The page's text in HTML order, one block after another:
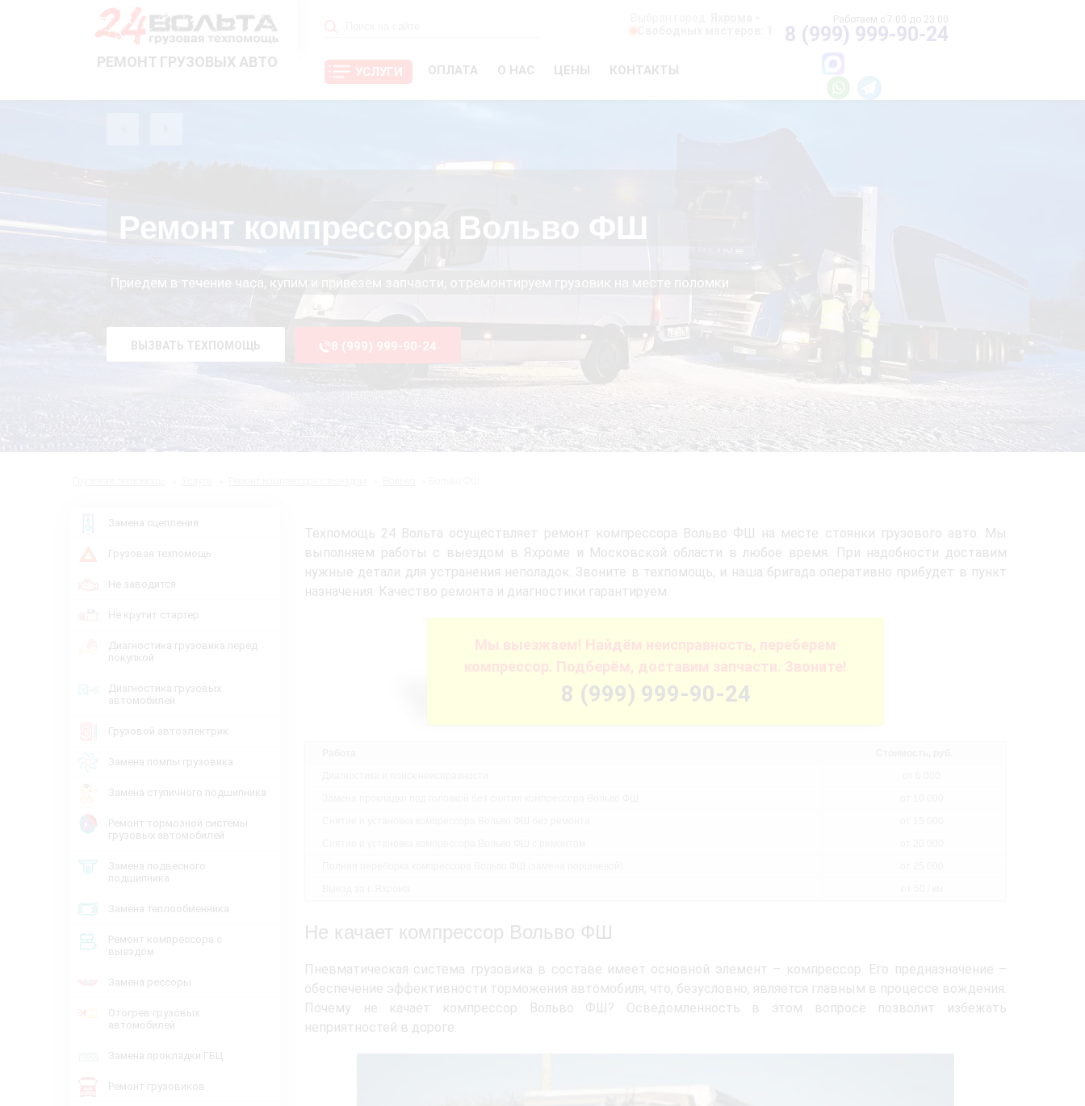
РЕМОНТ ГРУЗОВЫХ АВТО
УСЛУГИ ОПЛАТА О НАС ЦЕНЫ КОНТАКТЫ
8 (999) 999-90-24
Ремонт компрессора Вольво ФШ
Приедем в течение часа, купим и привезём запчасти, отремонтируем грузовик на месте поломки
ВЫЗВАТЬ ТЕХПОМОЩЬ 8 (999) 999-90-24
Замена сцепления
Грузовая техпомощь
Не заводится
Не крутит стартер
Диагностика грузовика перед
покупкой
Диагностика грузовых
автомобилей
Грузовой автоэлектрик
Замена помпы грузовика
Замена ступичного подшипника
Ремонт тормозной системы
грузовых автомобилей
Замена подвесного
подшипника
Замена теплообменника
Ремонт компрессора с
выездом
Замена рессоры
Отогрев грузовых
автомобилей
Замена прокладки ГБЦ
Ремонт грузовиков
Техпомощь 24 Вольта осуществляет ремонт компрессора Вольво ФШ на месте стоянки грузового авто. Мы
выполняем работы с выездом в Яхроме и Московской области в любое время. При надобности доставим
нужные детали для устранения неполадок. Звоните в техпомощь, и наша бригада оперативно прибудет в пункт
назначения. Качество ремонта и диагностики гарантируем.
Мы выезжаем! Найдём неисправность, переберем
компрессор. Подберём, доставим запчасти. Звоните!
8 (999) 999-90-24
Не качает компрессор Вольво ФШ
Пневматическая система грузовика в составе имеет основной элемент – компрессор. Его предназначение –
обеспечение эффективности торможения автомобиля, что, безусловно, является главным в процессе вождения.
Почему не качает компрессор Вольво ФШ? Осведомленность в этом вопросе позволит избежать
неприятностей в дороге.